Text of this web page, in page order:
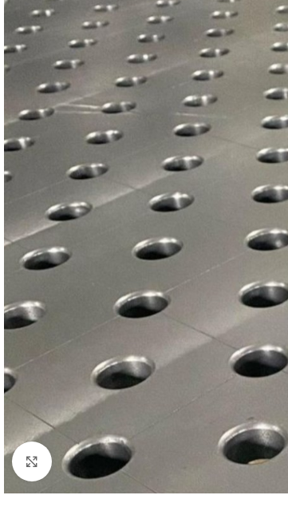
Klick zum Vergrößern